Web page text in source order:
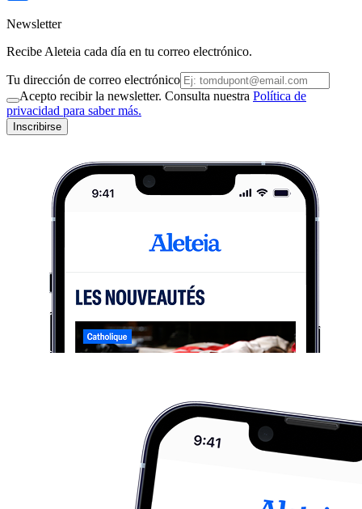
Newsletter
Recibe Aleteia cada día en tu correo electrónico.
Tu dirección de correo electrónico
Acepto recibir la newsletter. Consulta nuestra Política de
privacidad para saber más.
Inscribirse